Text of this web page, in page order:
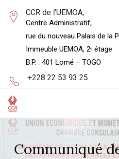
CCR de l’UEMOA,
Centre Administratif,
rue du nouveau Palais de la
Immeuble UEMOA, 2ᵉ étage
B.P. : 401 Lomé – TOGO
+228 22 53 93 25
Communiqué